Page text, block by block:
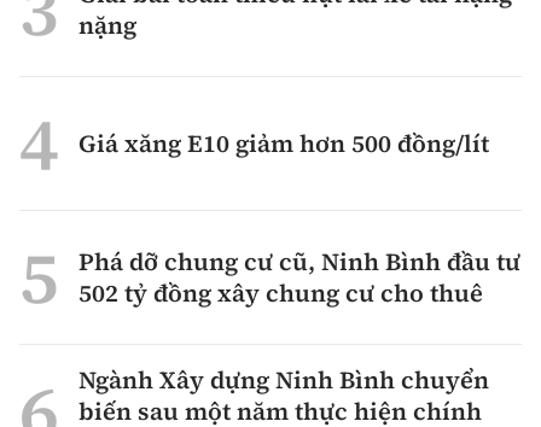
nặng
Giá xăng E10 giảm hơn 500 đồng/lít
Phá dỡ chung cư cũ, Ninh Bình đầu tư
502 tỷ đồng xây chung cư cho thuê
Ngành Xây dựng Ninh Bình chuyển
biến sau một năm thực hiện chính